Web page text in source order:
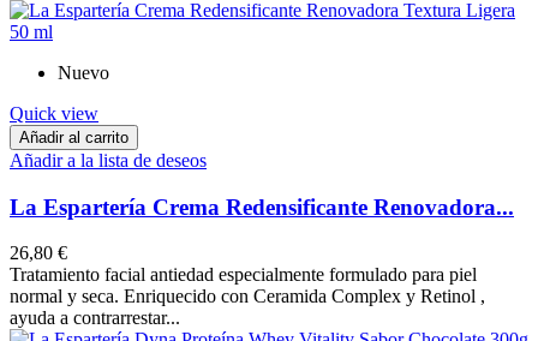
Nuevo
Quick view
Añadir al carrito
Añadir a la lista de deseos
La Espartería Crema Redensificante Renovadora...
26,80 €
Tratamiento facial antiedad especialmente formulado para piel
normal y seca. Enriquecido con Ceramida Complex y Retinol ,
ayuda a contrarrestar...